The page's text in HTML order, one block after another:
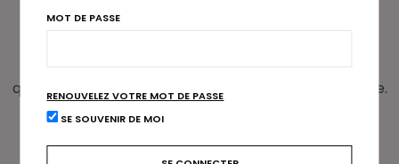
Lespathologies
Tous nos articles et références sur les pathologies
que vous rencontrez dans votre pratique quotidienne.
MOT DE PASSE
RENOUVELEZ VOTRE MOT DE PASSE
SE SOUVENIR DE MOI